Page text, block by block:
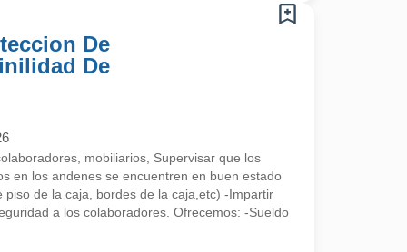
De
De
mobiliarios, Supervisar que los
en los andenes se encuentren en buen estado
piso de la caja, bordes de la caja,etc) -Impartir
a los colaboradores. Ofrecemos: -Sueldo